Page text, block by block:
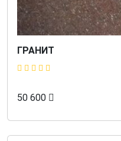
ГРАНИТ
50 600